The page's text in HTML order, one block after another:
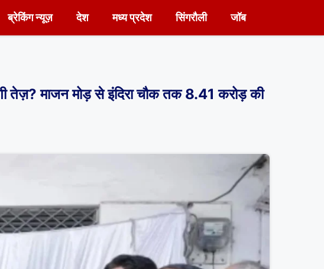
ब्रेकिंग न्यूज़ देश मध्य प्रदेश सिंगरौली जॉब
तेज़? माजन मोड़ से इंदिरा चौक तक 8.41 करोड़ की